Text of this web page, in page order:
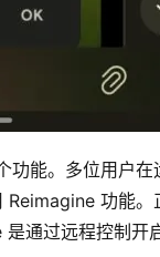
功能。多位用户
功能
通过远程控制开